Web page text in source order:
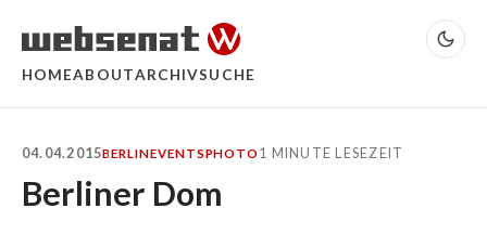
HOMEABOUTARCHIVSUCHE
04.04.2015BERLINEVENTSPHOTO 1 MINUTE LESEZEIT
Berliner Dom